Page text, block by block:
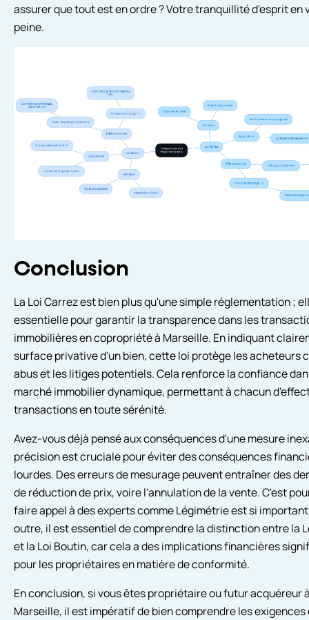
assurer que tout est en ordre ? Votre tranquillité d'esprit en
peine.
Conclusion
La Loi Carrez est bien plus qu'une simple réglementation ;
essentielle pour garantir la transparence dans les
immobilières en copropriété à Marseille. En indiquant
surface privative d'un bien, cette loi protège les acheteurs
abus et les litiges potentiels. Cela renforce la confiance
marché immobilier dynamique, permettant à chacun
transactions en toute sérénité.
Avez-vous déjà pensé aux conséquences d'une mesure
précision est cruciale pour éviter des conséquences
lourdes. Des erreurs de mesurage peuvent entraîner des
de réduction de prix, voire l'annulation de la vente. C'est
faire appel à des experts comme Légimétrie est si
outre, il est essentiel de comprendre la distinction entre la
et la Loi Boutin, car cela a des implications financières
pour les propriétaires en matière de conformité.
En conclusion, si vous êtes propriétaire ou futur acquéreur
Marseille, il est impératif de bien comprendre les exigences